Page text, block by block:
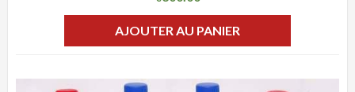
AJOUTER AU PANIER